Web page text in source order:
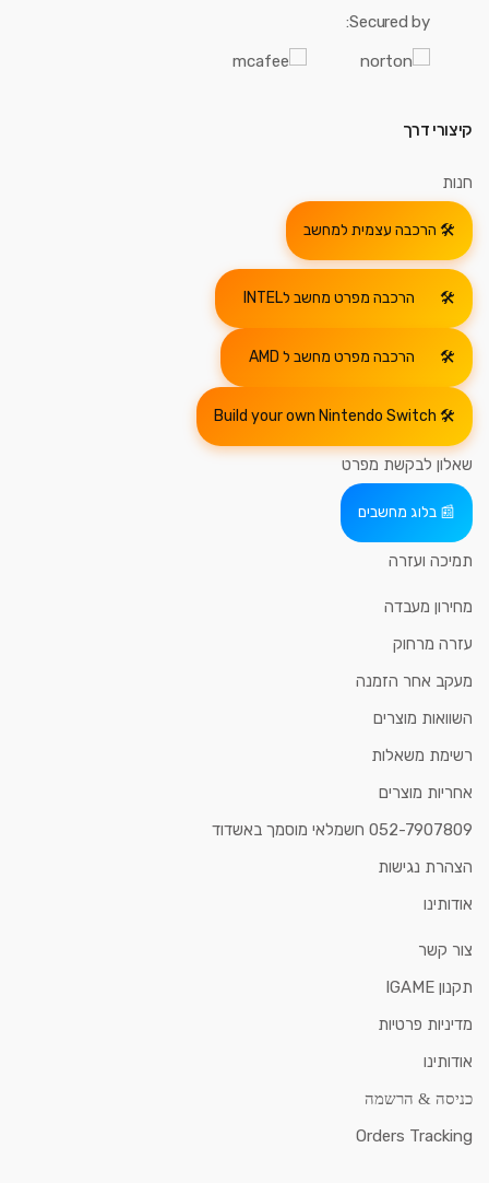
Secured by:
קיצורי דרך
חנות
הרכבה עצמית למחשב
הרכבה מפרט מחשב לINTEL
הרכבה מפרט מחשב ל AMD
Build your own Nintendo Switch
שאלון לבקשת מפרט
בלוג מחשבים
תמיכה ועזרה
מחירון מעבדה
עזרה מרחוק
מעקב אחר הזמנה
השוואות מוצרים
רשימת משאלות
אחריות מוצרים
052-7907809 חשמלאי מוסמך באשדוד
הצהרת נגישות
אודותינו
צור קשר
תקנון IGAME
מדיניות פרטיות
אודותינו
כניסה & הרשמה
Orders Tracking